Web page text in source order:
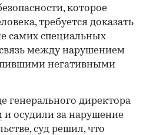
которое
требуется доказать
самих специальных
между нарушением
негативными
генерального директора
и осудили за нарушение
суд решил, что